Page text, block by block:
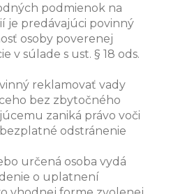
podmienok na
je predávajúci povinný
osoby poverenej
v súlade s ust. § 18 ods.
reklamovať vady
bez zbytočného
zaniká právo voči
odstránenie
určená osoba vydá
o uplatnení